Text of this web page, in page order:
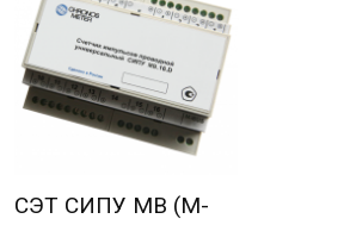
СЭТ СИПУ МВ (M-